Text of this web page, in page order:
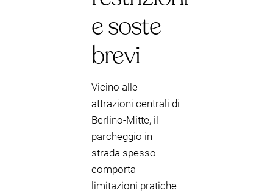
e soste
brevi
Vicino alle
attrazioni centrali di
Berlino-Mitte, il
parcheggio in
strada spesso
comporta
limitazioni pratiche